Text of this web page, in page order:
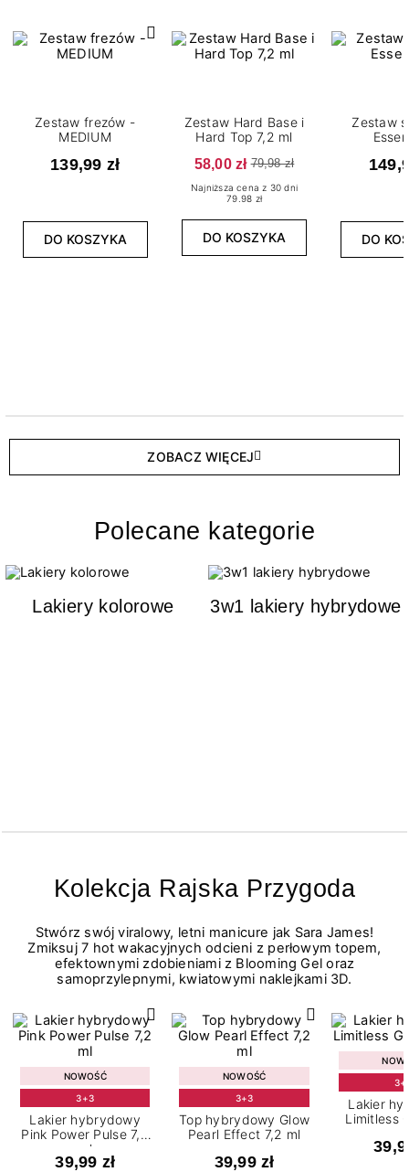
Zestaw frezów -
MEDIUM
139,99 zł
DO KOSZYKA
Zestaw Hard Base i
Hard Top 7,2 ml
58,00 zł 79,98 zł
Najniższa cena z 30 dni
79.98 zł
DO KOSZYKA
Zestaw
DO
ZOBACZ WIĘCEJ
Polecane kategorie
Lakiery kolorowe 3w1 lakiery hybrydowe
Kolekcja Rajska Przygoda
Stwórz swój viralowy, letni manicure jak Sara James!
Zmiksuj 7 hot wakacyjnych odcieni z perłowym topem,
efektownymi zdobieniami z Blooming Gel oraz
samoprzylepnymi, kwiatowymi naklejkami 3D.
NOWOŚĆ
3+3
Lakier hybrydowy
Pink Power Pulse 7,2
ml
39,99 zł
NOWOŚĆ
3+3
Top hybrydowy Glow
Pearl Effect 7,2 ml
39,99 zł
Lakier
Limitless